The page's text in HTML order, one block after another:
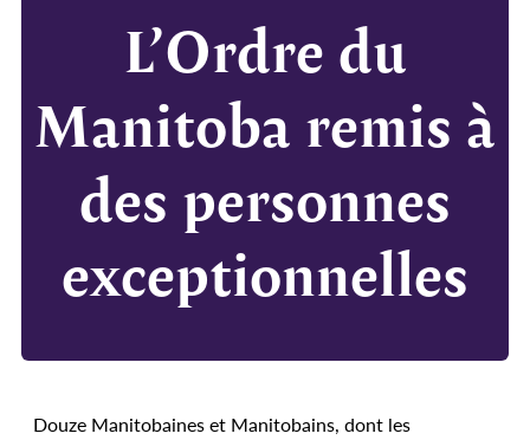
L’Ordre du
Manitoba remis à
des personnes
exceptionnelles
Douze Manitobaines et Manitobains, dont les